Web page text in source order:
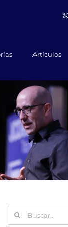
Artículos
Buscar: